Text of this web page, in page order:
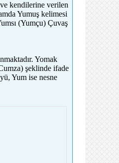
ve kendilerine verilen
Yumuş kelimesi
(Yumçu) Çuvaş
Yomak
şeklinde ifade
Yum ise nesne